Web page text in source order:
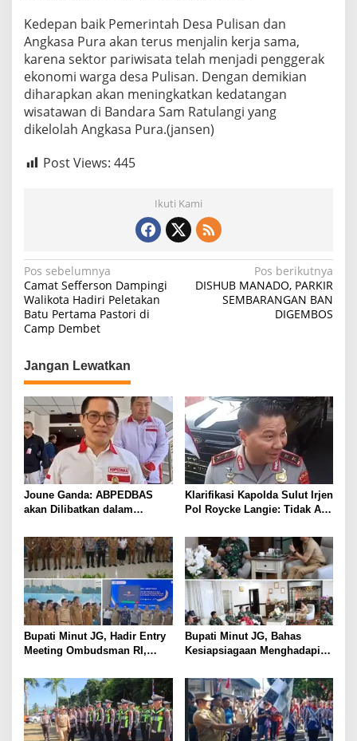
Kedepan baik Pemerintah Desa Pulisan dan
Angkasa Pura akan terus menjalin kerja sama,
karena sektor pariwisata telah menjadi penggerak
ekonomi warga desa Pulisan. Dengan demikian
diharapkan akan meningkatkan kedatangan
wisatawan di Bandara Sam Ratulangi yang
dikelolah Angkasa Pura.(jansen)
Post Views: 445
Ikuti Kami
Navigasi
pos
Pos sebelumnya
Camat Sefferson Dampingi
Walikota Hadiri Peletakan
Batu Pertama Pastori di
Camp Dembet
Pos berikutnya
DISHUB MANADO, PARKIR
SEMBARANGAN BAN
DIGEMBOS
Jangan Lewatkan
Joune Ganda: ABPEDBAS
akan Dilibatkan dalam
2026
Klarifikasi Kapolda Sulut Irjen
Pol Roycke Langie: Tidak Ada
Jalankan Perintah Undang-
Undang
Bupati Minut JG, Hadir Entry
Meeting Ombudsman RI,
Pelayanan Publik
Bupati Minut JG, Bahas
Kesiapsiagaan Menghadapi
Danlanud Sam Ratulangi dan
Jajaran